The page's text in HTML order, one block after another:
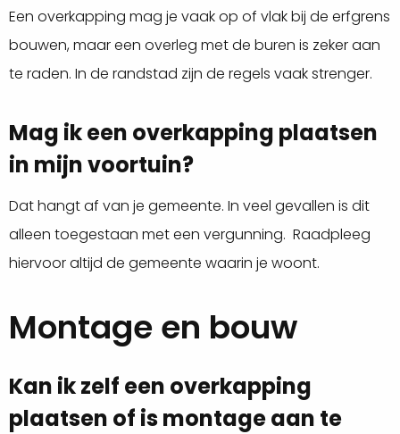
Een overkapping mag je vaak op of vlak bij de erfgrens
bouwen, maar een overleg met de buren is zeker aan
te raden. In de randstad zijn de regels vaak strenger.
Mag ik een overkapping plaatsen
in mijn voortuin?
Dat hangt af van je gemeente. In veel gevallen is dit
alleen toegestaan met een vergunning. Raadpleeg
hiervoor altijd de gemeente waarin je woont.
Montage en bouw
Kan ik zelf een overkapping
plaatsen of is montage aan te